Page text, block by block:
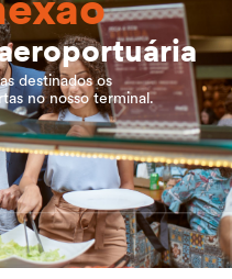
destinados os
no nosso terminal.